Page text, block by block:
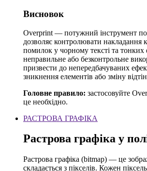
Висновок
Overprint — потужний інструмент
дозволяє контролювати накладання
помилок у чорному тексті та
неправильне або безконтрольне
призвести до непередбачуваних
зникнення елементів або зміну
Головне правило: застосовуйте
це необхідно.
РАСТРОВА ГРАФІКА
Растрова графіка у
Растрова графіка (bitmap) — це
складається з пікселів. Кожен